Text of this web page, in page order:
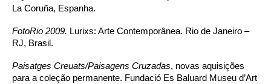
La Coruña, Espanha.
FotoRio 2009. Lurixs: Arte Contemporânea. Rio de Janeiro –
RJ, Brasil.
Paisatges Creuats/Paisagens Cruzadas, novas aquisições
para a coleção permanente. Fundació Es Baluard Museu d’Art